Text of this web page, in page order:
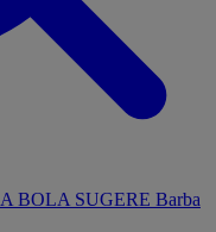
A BOLA SUGERE Barba